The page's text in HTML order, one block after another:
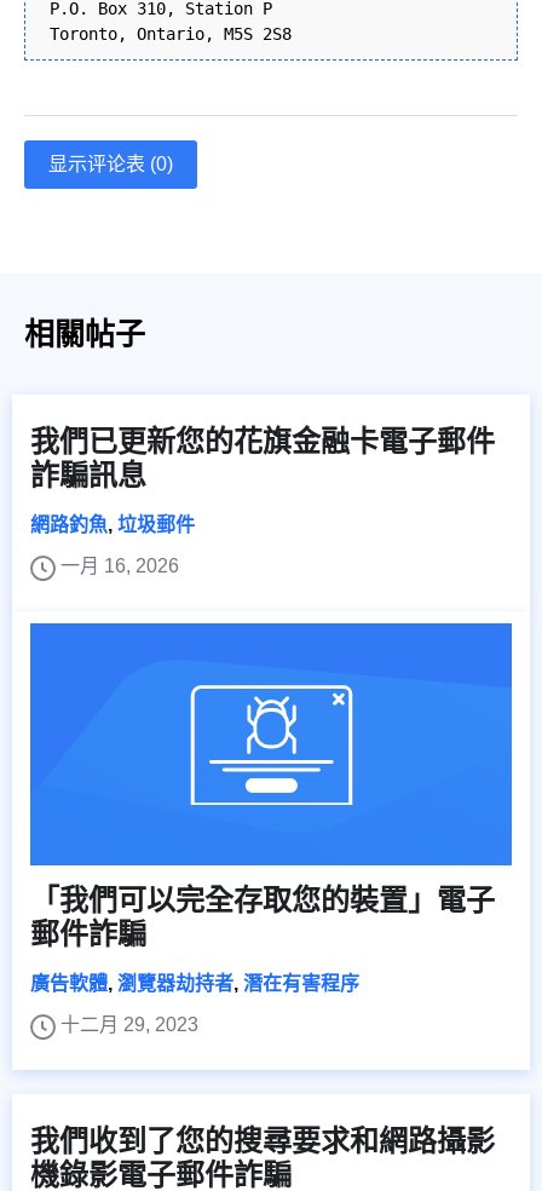
P.O. Box 310, Station P
Toronto, Ontario, M5S 2S8
显示评论表 (0)
相關帖子
我們已更新您的花旗金融卡電子郵件
詐騙訊息
網路釣魚, 垃圾郵件
一月 16, 2026
「我們可以完全存取您的裝置」電子
郵件詐騙
廣告軟體, 瀏覽器劫持者, 潛在有害程序
十二月 29, 2023
我們收到了您的搜尋要求和網路攝影
機錄影電子郵件詐騙